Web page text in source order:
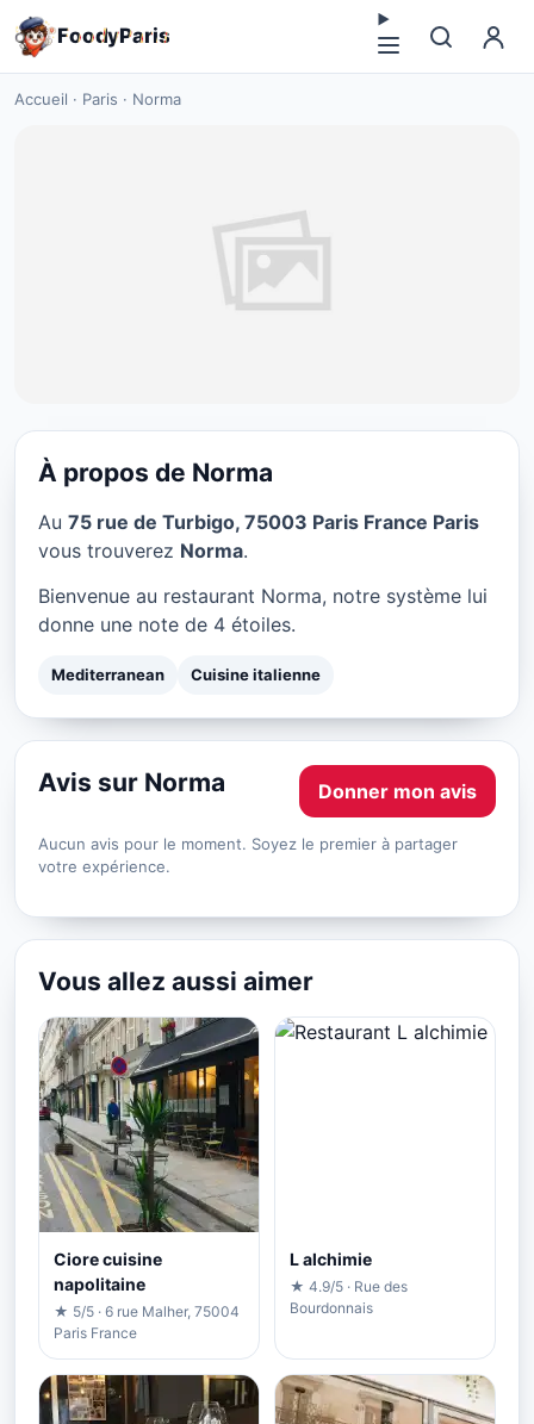
FoodyParis
Accueil · Paris · Norma
Norma à Paris
À propos de Norma
Au 75 rue de Turbigo, 75003 Paris France Paris
vous trouverez Norma.
Bienvenue au restaurant Norma, notre système lui
donne une note de 4 étoiles.
Mediterranean Cuisine italienne
Avis sur Norma Donner mon avis
Aucun avis pour le moment. Soyez le premier à partager
votre expérience.
Vous allez aussi aimer
Ciore cuisine
napolitaine
★ 5/5 · 6 rue Malher, 75004
Paris France
L alchimie
★ 4.9/5 · Rue des
Bourdonnais